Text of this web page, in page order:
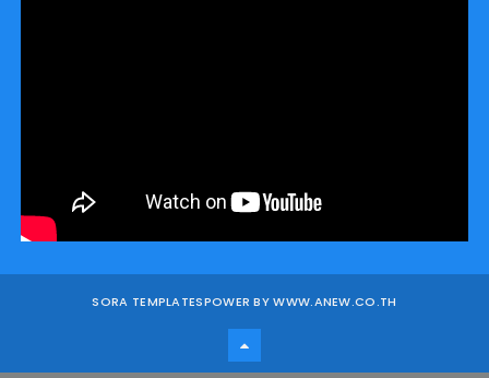
SORA TEMPLATESPOWER BY WWW.ANEW.CO.TH